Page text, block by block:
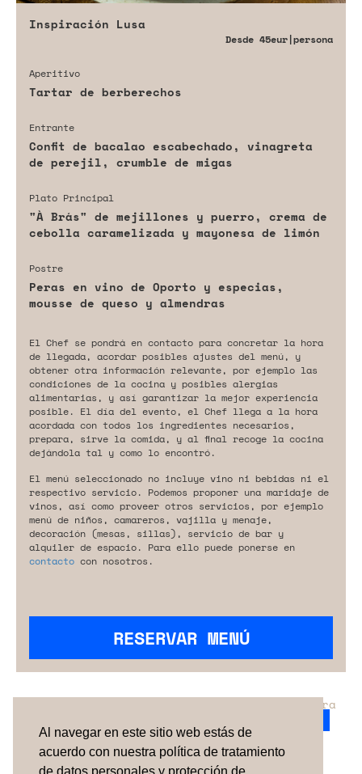
Al navegar en este sitio web estás de
acuerdo con nuestra política de tratamiento
Inspiración Lusa
Desde 45eur|persona
Aperitivo
Tartar de berberechos
Entrante
Confit de bacalao escabechado, vinagreta
de perejil, crumble de migas
Plato Principal
"À Brás" de mejillones y puerro, crema de
cebolla caramelizada y mayonesa de limón
Postre
Peras en vino de Oporto y especias,
mousse de queso y almendras
El Chef se pondrá en contacto para concretar la hora
de llegada, acordar posibles ajustes del menú, y
obtener otra información relevante, por ejemplo las
condiciones de la cocina y posibles alergias
alimentarias, y así garantizar la mejor experiencia
posible. El día del evento, el Chef llega a la hora
acordada con todos los ingredientes necesarios,
prepara, sirve la comida, y al final recoge la cocina
dejándola tal y como lo encontró.
El menú seleccionado no incluye vino ni bebidas ni el
respectivo servicio. Podemos proponer una maridaje de
vinos, así como proveer otros servicios, por ejemplo
menú de niños, camareros, vajilla y menaje,
decoración (mesas, sillas), servicio de bar y
alquiler de espacio. Para ello puede ponerse en
contacto con nosotros.
RESERVAR MENÚ
¿No has encontrado el servicio perfecto para